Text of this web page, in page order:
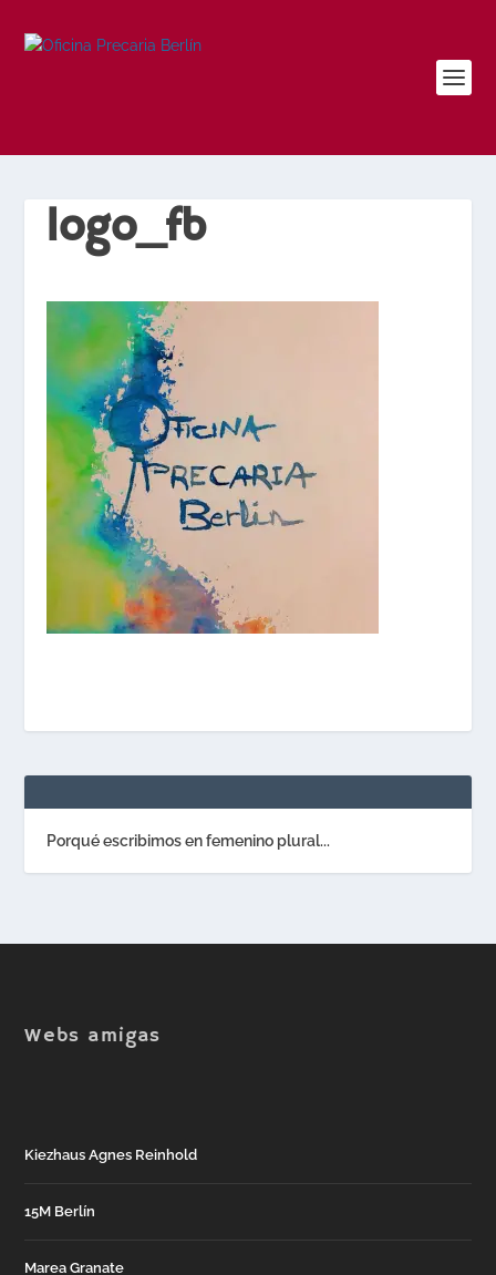
logo_fb
Porqué escribimos en femenino plural...
Webs amigas
Kiezhaus Agnes Reinhold
15M Berlín
Marea Granate